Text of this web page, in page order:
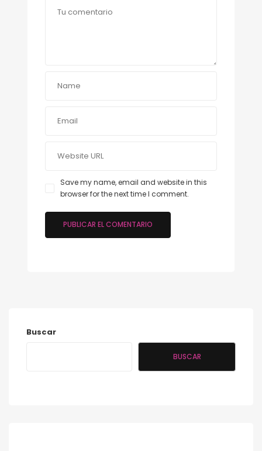
Save my name, email and website in this
browser for the next time I comment.
Buscar
BUSCAR